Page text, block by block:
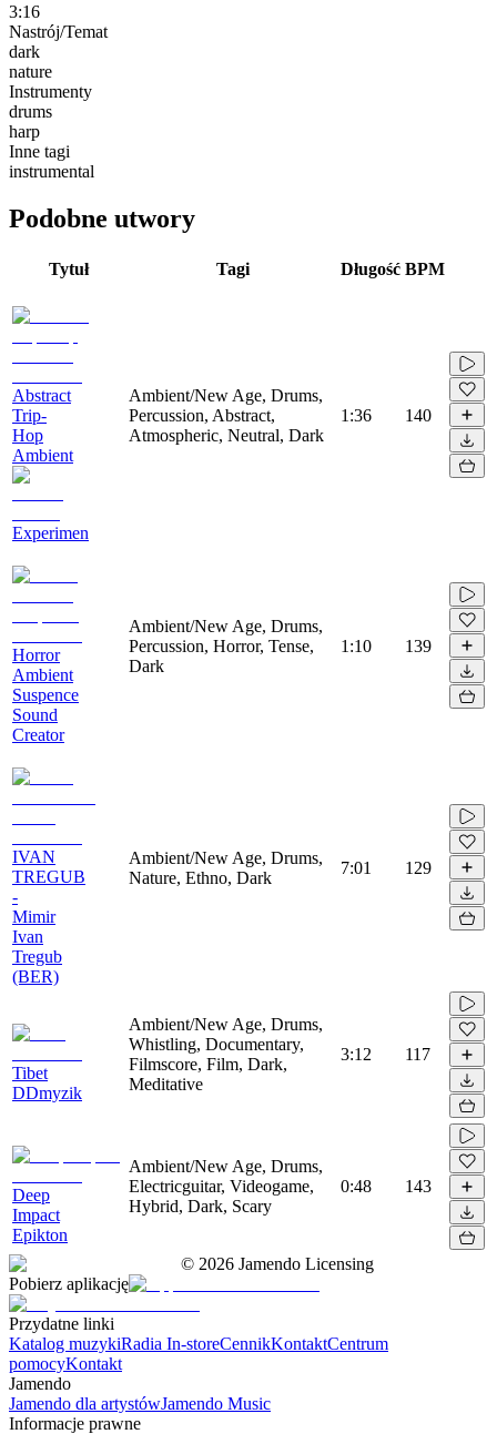
3:16
Nastrój/Temat
dark
nature
Instrumenty
drums
harp
Inne tagi
instrumental
Podobne utwory
Tytuł Tagi Długość BPM
Abstract
Trip-
Hop
Ambient
Experimen
Ambient/New Age, Drums,
Percussion, Abstract,
Atmospheric, Neutral, Dark
1:36 140
Horror
Ambient
Suspence
Sound
Creator
Ambient/New Age, Drums,
Percussion, Horror, Tense,
Dark
1:10 139
IVAN
TREGUB
-
Mimir
Ivan
Tregub
(BER)
Ambient/New Age, Drums,
Nature, Ethno, Dark
7:01 129
Tibet
DDmyzik
Ambient/New Age, Drums,
Whistling, Documentary,
Filmscore, Film, Dark,
Meditative
3:12 117
Deep
Impact
Epikton
Ambient/New Age, Drums,
Electricguitar, Videogame,
Hybrid, Dark, Scary
0:48 143
© 2026 Jamendo Licensing
Pobierz aplikację
Przydatne linki
Katalog muzykiRadia In-storeCennikKontaktCentrum
pomocyKontakt
Jamendo
Jamendo dla artystówJamendo Music
Informacje prawne